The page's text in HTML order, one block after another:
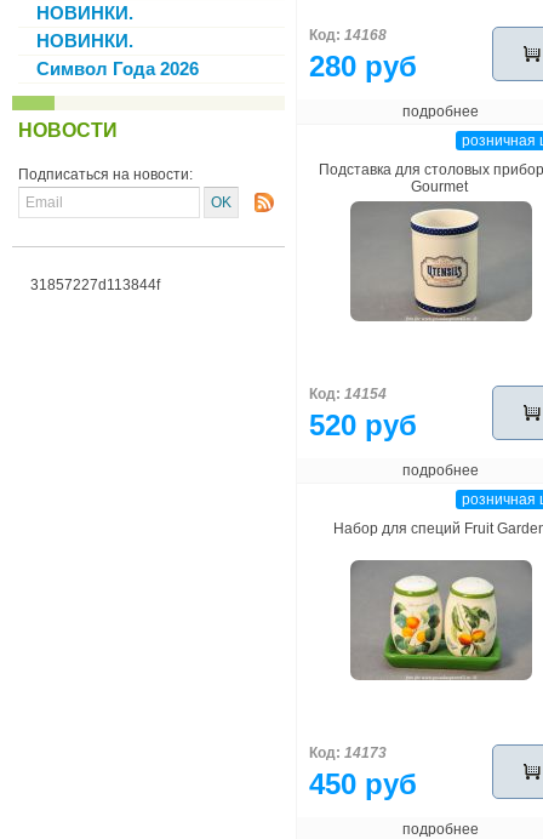
НОВИНКИ.
НОВИНКИ.
Символ Года 2026
НОВОСТИ
Подписаться на новости:
31857227d113844f
Код: 14168
280 руб
подробнее
розничная
Подставка для столовых
Gourmet
Код: 14154
520 руб
подробнее
розничная
Набор для специй Fruit
Код: 14173
450 руб
подробнее